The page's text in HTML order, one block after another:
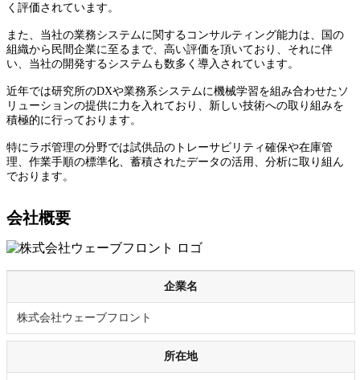
く評価されています。
また、当社の業務システムに関するコンサルティング能力は、国の
組織から民間企業に至るまで、高い評価を頂いており、それに伴
い、当社の開発するシステムも数多く導入されています。
近年では研究所のDXや業務系システムに機械学習を組み合わせたソ
リューションの提供に力を入れており、新しい技術への取り組みを
積極的に行っております。
特にラボ管理の分野では試供品のトレーサビリティ確保や在庫管
理、作業手順の標準化、蓄積されたデータの活用、分析に取り組ん
でおります。
会社概要
企業名
株式会社ウェーブフロント
所在地